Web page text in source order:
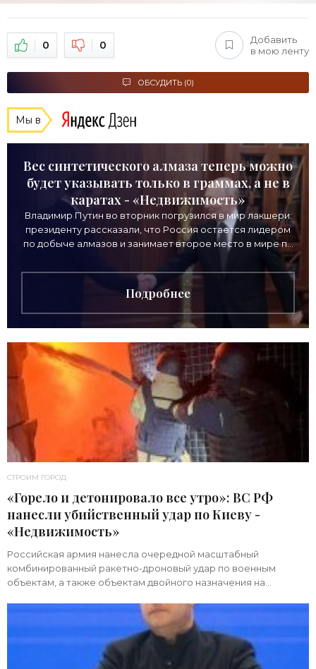
0 0
Добавить
в мою ленту
ОБСУДИТЬ (0)
Мы в
Вес синтетического алмаза теперь можно
будет указывать только в граммах, а не в
каратах - «Недвижимость»
Владимир Путин во вторник погрузился в мир лакшери:
президенту рассказали, что Россия остается лидером
по добыче алмазов и занимает второе место в мире по
Подробнее
СТРОИМ ГОРОД
«Горело и детонировало все утро»: ВС РФ
нанесли убийственный удар по Киеву -
«Недвижимость»
Российская армия нанесла очередной масштабный
комбинированный ракетно-дроновый удар по военным
объектам, а также объектам двойного назначения на